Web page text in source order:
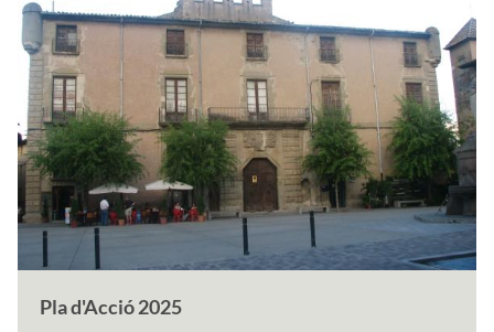
Pla d'Acció 2025